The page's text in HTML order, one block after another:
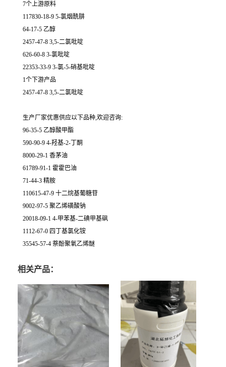
7个上游原料
117830-18-9 5-氯烟酰肼
64-17-5 乙醇
2457-47-8 3,5-二氯吡啶
626-60-8 3-氯吡啶
22353-33-9 3-氯-5-硝基吡啶
1个下游产品
2457-47-8 3,5-二氯吡啶
生产厂家优惠供应以下品种,欢迎咨询:
96-35-5 乙醇酸甲酯
590-90-9 4-羟基-2-丁酮
8000-29-1 香茅油
61789-91-1 霍霍巴油
71-44-3 精胺
110615-47-9 十二烷基葡糖苷
9002-97-5 聚乙烯磺酸钠
20018-09-1 4-甲苯基-二碘甲基砜
1112-67-0 四丁基氯化铵
35545-57-4 萘酚聚氧乙烯醚
相关产品：